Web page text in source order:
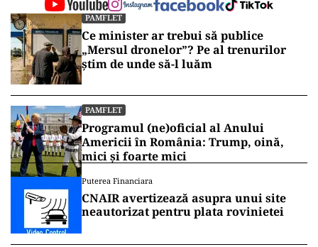
PAMFLET
Ce minister ar trebui să publice
„Mersul dronelor”? Pe al trenurilor
știm de unde să-l luăm
PAMFLET
Programul (ne)oficial al Anului
Americii în România: Trump, oină,
mici și foarte mici
Puterea Financiara
CNAIR avertizează asupra unui site
neautorizat pentru plata rovinietei